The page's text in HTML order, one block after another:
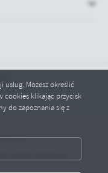
Możesz określić
cookies klikając przycisk
do zapoznania się z